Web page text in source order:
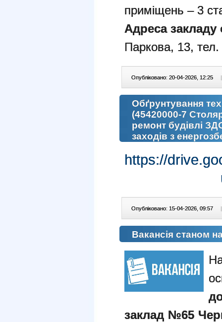
приміщень – 3
Адреса закладу
Паркова, 13,
Опубліковано: 20-04-2026, 12:25 |
Обґрунтування
(45420000-7
ремонт будівлі
заходів з
https://
Опубліковано: 15-04-2026, 09:57 |
Вакансія станом
заклад №65